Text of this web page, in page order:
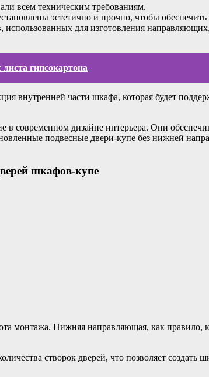
всем техническим требованиям.
эстетично и прочно, чтобы
для изготовления
гипсокартона
внутренней части шкафа, которая будет
современном дизайне интерьера. Они
подвесные двери-купе без нижней
шкафов-купе
монтажа. Нижняя направляющая, как правило,
створок дверей, что позволяет